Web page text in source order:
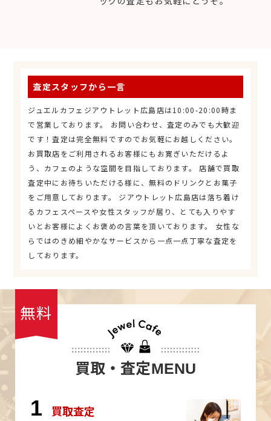
査定スタッフから一言
ジュエルカフェジアウトレット広島店は10:00-20:00時ま
で営業しております。 お問い合わせ、査定のみでも大歓迎
です！査定は完全無料ですのでお気軽にお越しください。
お買取店をご利用されるお客様にもお寛ぎいただけるよ
う、カフェのような空間を目指しております。 店舗で買取
査定中にお待ちいただける様に、無料のドリンクとお菓子
をご用意しております。 ジアウトレット広島店は落ち着け
るカフェスペースや女性スタッフが居り、とても入りやす
いとお客様によくお褒めの言葉を頂いております。 女性な
らではのきめ細やかなサービスから一点一点丁寧な査定を
しております。
無料
買取・査定MENU
1 買取査定